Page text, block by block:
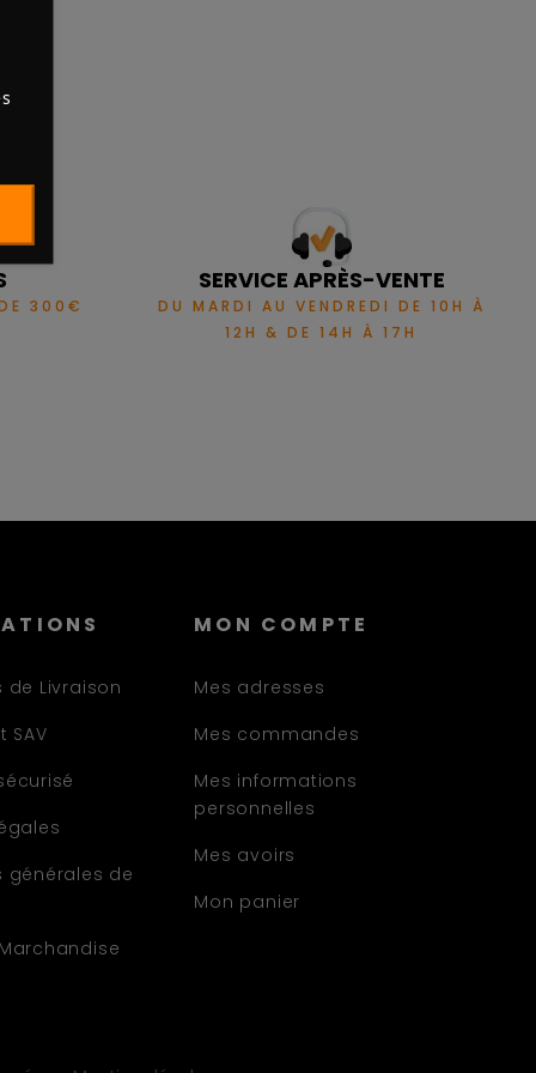
300€
SERVICE APRÈS-VENTE
DU MARDI AU VENDREDI DE 10H À
12H & DE 14H À 17H
Livraison
SAV
générales de
MON COMPTE
Mes adresses
Mes commandes
Mes informations
personnelles
Mes avoirs
Mon panier